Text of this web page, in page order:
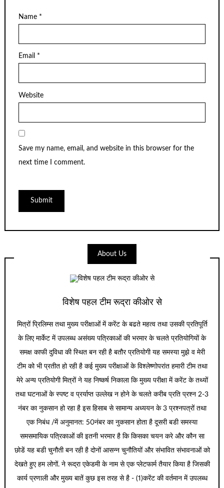
Name *
Email *
Website
Save my name, email, and website in this browser for the
next time I comment.
About Us
विशेष पहल टीम रूद्रा कीओर से
मित्रों प्रिलिम्स तथा मुख्य परीक्षाओं में करेंट के बढते महत्व तथा उसकी प्रतिपूर्ति
के लिए मार्केट में उपलब्ध असंख्य पत्रिकाओं की भरमार के चलते प्रतियोगियों के
समक्ष काफी दुविधा की स्थित बन रही है बतौर प्रतियोगी यह समस्या मुझे व मेरी
टीम को भी प्रतीत हो रही है कई मुख्य परीक्षाओं के विश्लेष्णोपरांत हमारी टीम तथा
मेरे अन्य प्रतियोगी मित्रों ने यह निष्कर्ष निकाला कि मुख्य परीक्षा में करेंट के तथ्यों
तथा घटनाओं के स्पष्ट व प्रर्याप्त उल्लेख न होने के चलते करीब प्रति प्रश्न 2-3
नंबर का नुकसान हो रहा है इस हिसाब से सामान्य अध्ययन के 3 प्रश्नपत्रों तथा
एक निबंध /में अनुमानत: 50नंबर का नुकसान होता है दूसरी बडी समस्या
समसमायिक पत्रिकाओं की इतनी भरमार है कि किसका चयन करे और कौन सा
छोडें यह बडी चुनौती बन रही है दोनों आसन्न चुनौतियों और संभावित संभावनाओं को
देखते हुए हम लोगों. ने रूद्रा एकेडमी के नाम से एक प्लेटफार्म तैयार किया है जिसकी
कार्य प्रणाली और मुख्य बातें कुछ इस तरह से है - (1)करेंट की वर्तमान में उपलब्ध